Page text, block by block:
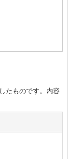
たものです。内容